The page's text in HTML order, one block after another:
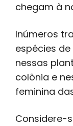
chegam à
Inúmeros
espécies
nessas
colônia e
feminina
Considere-